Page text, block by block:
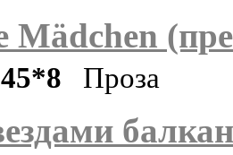
Mädchen
Проза